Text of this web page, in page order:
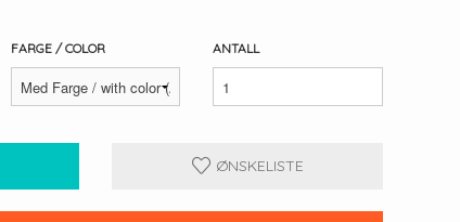
FARGE / COLOR ANTALL
ØNSKELISTE